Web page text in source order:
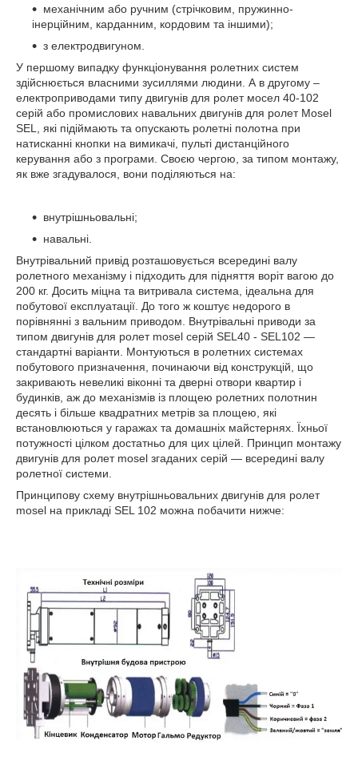
механічним або ручним (стрічковим, пружинно-
інерційним, карданним, кордовим та іншими);
з електродвигуном.
У першому випадку функціонування ролетних систем
здійснюється власними зусиллями людини. А в другому –
електроприводами типу двигунів для ролет мосел 40-102
серій або промислових навальних двигунів для ролет Mosel
SEL, які підіймають та опускають ролетні полотна при
натисканні кнопки на вимикачі, пульті дистанційного
керування або з програми. Своєю чергою, за типом монтажу,
як вже згадувалося, вони поділяються на:
внутрішньовальні;
навальні.
Внутрівальний привід розташовується всередині валу
ролетного механізму і підходить для підняття воріт вагою до
200 кг. Досить міцна та витривала система, ідеальна для
побутової експлуатації. До того ж коштує недорого в
порівнянні з вальним приводом. Внутрівальні приводи за
типом двигунів для ролет mosel серій SEL40 - SEL102 —
стандартні варіанти. Монтуються в ролетних системах
побутового призначення, починаючи від конструкцій, що
закривають невеликі віконні та дверні отвори квартир і
будинків, аж до механізмів із площею ролетних полотнин
десять і більше квадратних метрів за площею, які
встановлюються у гаражах та домашніх майстернях. Їхньої
потужності цілком достатньо для цих цілей. Принцип монтажу
двигунів для ролет mosel згаданих серій — всередині валу
ролетної системи.
Принципову схему внутрішньовальних двигунів для ролет
mosel на прикладі SEL 102 можна побачити нижче: